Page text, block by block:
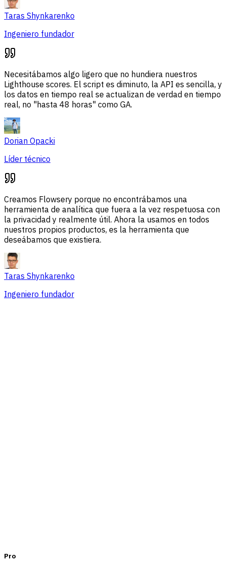
Taras Shynkarenko
Ingeniero fundador
Necesitábamos algo ligero que no hundiera nuestros
Lighthouse scores. El script es diminuto, la API es sencilla, y
los datos en tiempo real se actualizan de verdad en tiempo
real, no "hasta 48 horas" como GA.
Dorian Opacki
Líder técnico
Creamos Flowsery porque no encontrábamos una
herramienta de analítica que fuera a la vez respetuosa con
la privacidad y realmente útil. Ahora la usamos en todos
nuestros propios productos, es la herramienta que
deseábamos que existiera.
Taras Shynkarenko
Ingeniero fundador
Resumen Problemas de sesión
Pro